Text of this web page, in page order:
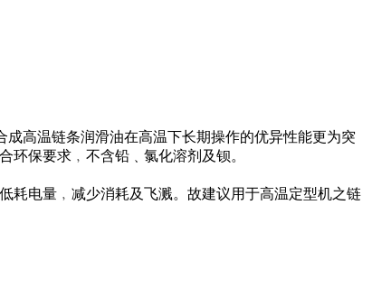
高温链条润滑油在高温下长期操作的优异性能更为突
环保要求﹐不含铅﹑氯化溶剂及钡。
耗电量﹐减少消耗及飞溅。故建议用于高温定型机之链